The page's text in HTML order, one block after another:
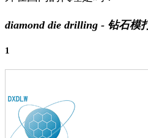
diamond die drilling - 钻石模
1